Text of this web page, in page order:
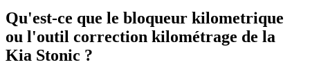
Qu'est-ce que le bloqueur kilometrique
ou l'outil correction kilométrage de la
Kia Stonic ?